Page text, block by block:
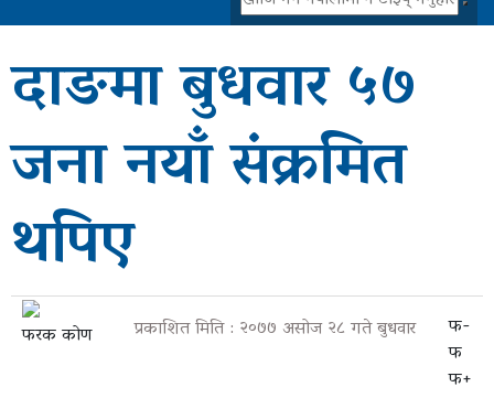
अन्तर्वार्ता
खेल
अन्तरास्ट्रिय
सूचना-
प्रबिधि
मनोरन्जन
फोटो
दाङमा बुधवार ५७
जना नयाँ संक्रमित
थपिए
फरक कोण प्रकाशित मिति : २०७७ असोज २८ गते बुधवार
फ-
फ
फ+